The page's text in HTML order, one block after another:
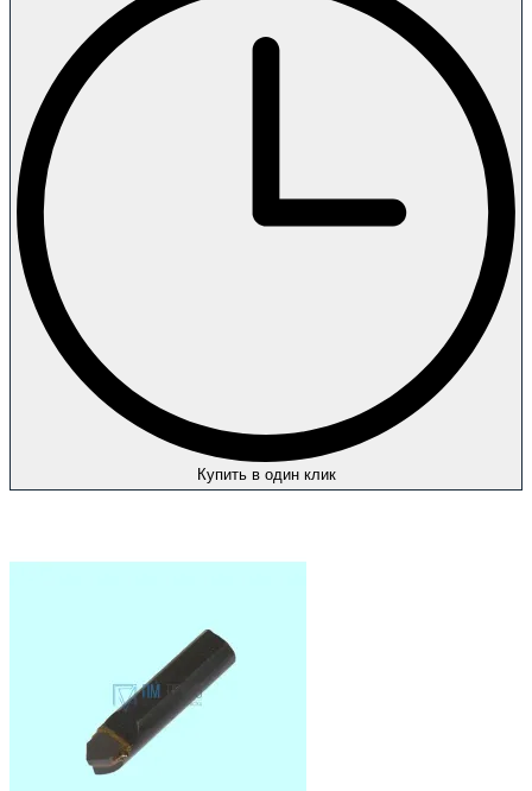
Купить в один клик